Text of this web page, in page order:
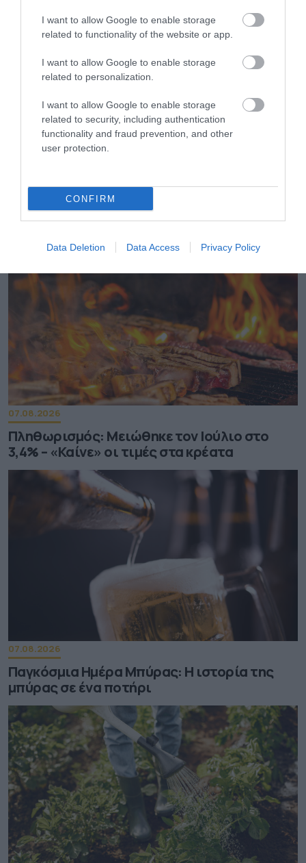
I want to allow Google to enable storage
related to functionality of the website or app.
I want to allow Google to enable storage
related to personalization.
I want to allow Google to enable storage
related to security, including authentication
functionality and fraud prevention, and other
user protection.
CONFIRM
Data Deletion Data Access Privacy Policy
Συνταγή: Πώς θα φτιάξετε σπιτικά bao buns
με γαρίδες
07.08.2026
Πληθωρισμός: Μειώθηκε τον Ιούλιο στο
3,4% – «Καίνε» οι τιμές στα κρέατα
07.08.2026
Παγκόσμια Ημέρα Μπύρας: Η ιστορία της
μπύρας σε ένα ποτήρι